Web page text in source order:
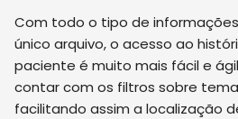
Com todo o tipo de
único arquivo, o acesso ao
paciente é muito mais fácil e
contar com os filtros sobre
facilitando assim a localização